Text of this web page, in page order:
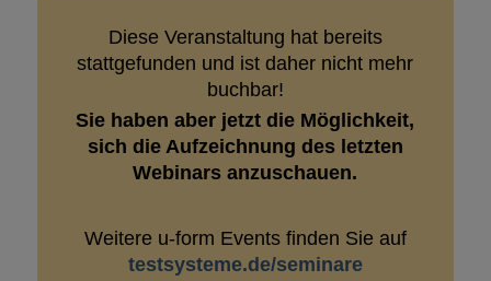
Diese Veranstaltung hat bereits
stattgefunden und ist daher nicht mehr
buchbar!
Sie haben aber jetzt die Möglichkeit,
sich die Aufzeichnung des letzten
Webinars anzuschauen.
Weitere u-form Events finden Sie auf
testsysteme.de/seminare